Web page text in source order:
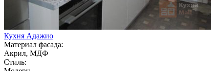
Кухня Адажио
Материал фасада:
Акрил, МДФ
Стиль: